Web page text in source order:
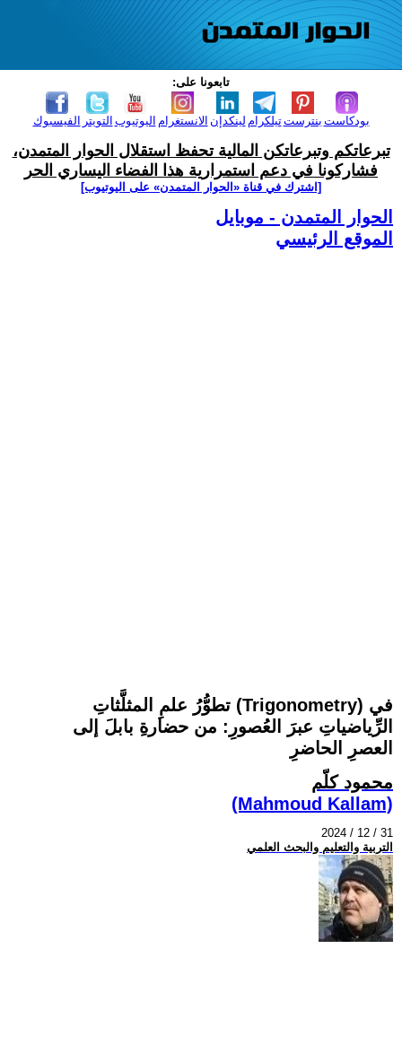
تابعونا على:
الفيسبوك التويتر اليوتيوب الانستغرام لينكدإن تيلكرامبنترست بودكاست
تبرعاتكم وتبرعاتكن المالية تحفظ استقلال الحوار المتمدن،
فشاركونا في دعم استمرارية هذا الفضاء اليساري الحر
[اشترك في قناة ‫«الحوار المتمدن» على اليوتيوب]
الحوار المتمدن - موبايل
الموقع الرئيسي
تطوُّرُ علمِ المثلَّثاتِ (Trigonometry) في
الرِّياضياتِ عبرَ العُصورِ: من حضارةِ بابلَ إلى
العصرِ الحاضرِ
محمود كلّم
(Mahmoud Kallam)
2024 / 12 / 31
التربية والتعليم والبحث العلمي